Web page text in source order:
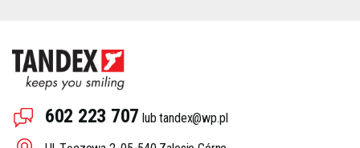
602 223 707 lubtandex@wp.pl